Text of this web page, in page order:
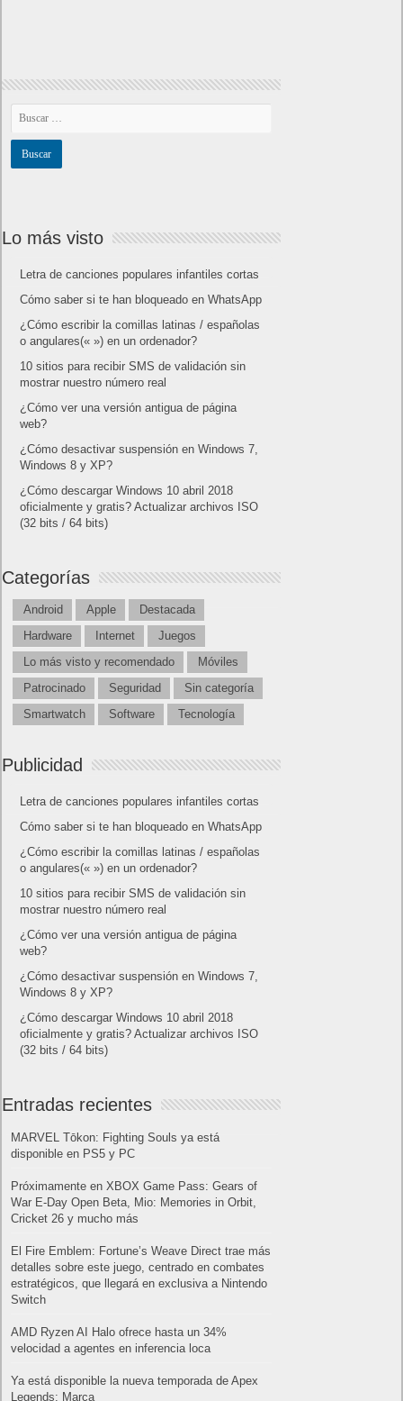
Lo más visto
Letra de canciones populares infantiles cortas
Cómo saber si te han bloqueado en WhatsApp
¿Cómo escribir la comillas latinas / españolas
o angulares(« ») en un ordenador?
10 sitios para recibir SMS de validación sin
mostrar nuestro número real
¿Cómo ver una versión antigua de página
web?
¿Cómo desactivar suspensión en Windows 7,
Windows 8 y XP?
¿Cómo descargar Windows 10 abril 2018
oficialmente y gratis? Actualizar archivos ISO
(32 bits / 64 bits)
Categorías
Android Apple
Destacada
Hardware
Internet
Juegos
Lo más visto y recomendado
Móviles
Patrocinado
Seguridad
Sin categoría
Smartwatch
Software Tecnología
Publicidad
Letra de canciones populares infantiles cortas
Cómo saber si te han bloqueado en WhatsApp
¿Cómo escribir la comillas latinas / españolas
o angulares(« ») en un ordenador?
10 sitios para recibir SMS de validación sin
mostrar nuestro número real
¿Cómo ver una versión antigua de página
web?
¿Cómo desactivar suspensión en Windows 7,
Windows 8 y XP?
¿Cómo descargar Windows 10 abril 2018
oficialmente y gratis? Actualizar archivos ISO
(32 bits / 64 bits)
Entradas recientes
MARVEL Tōkon: Fighting Souls ya está
disponible en PS5 y PC
Próximamente en XBOX Game Pass: Gears of
War E-Day Open Beta, Mio: Memories in Orbit,
Cricket 26 y mucho más
El Fire Emblem: Fortune’s Weave Direct trae más
detalles sobre este juego, centrado en combates
estratégicos, que llegará en exclusiva a Nintendo
Switch
AMD Ryzen AI Halo ofrece hasta un 34%
velocidad a agentes en inferencia loca
Ya está disponible la nueva temporada de Apex
Legends: Marca